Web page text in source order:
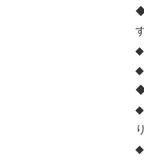
◆
◆
◆
◆
◆
◆